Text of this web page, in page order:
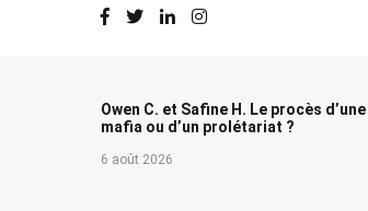
Owen C. et Safine H. Le procès d’une
mafia ou d’un prolétariat ?
6 août 2026